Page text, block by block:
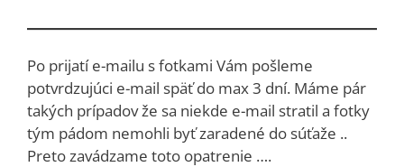
Po prijatí e-mailu s fotkami Vám pošleme
potvrdzujúci e-mail späť do max 3 dní. Máme pár
takých prípadov že sa niekde e-mail stratil a fotky
tým pádom nemohli byť zaradené do súťaže ..
Preto zavádzame toto opatrenie ….